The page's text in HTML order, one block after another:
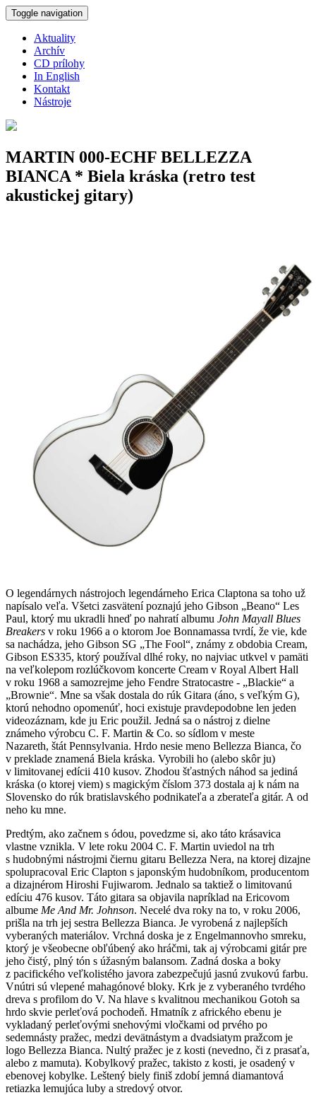
Skočiť na hlavný obsah
Toggle navigation
Aktuality
Archív
CD prílohy
In English
Kontakt
Nástroje
MARTIN 000-ECHF BELLEZZA
BIANCA * Biela kráska (retro test
akustickej gitary)
O legendárnych nástrojoch legendárneho Erica Claptona sa toho už
napísalo veľa. Všetci zasvätení poznajú jeho Gibson „Beano“ Les
Paul, ktorý mu ukradli hneď po nahratí albumu John Mayall Blues
Breakers v roku 1966 a o ktorom Joe Bonnamassa tvrdí, že vie, kde
sa nachádza, jeho Gibson SG „The Fool“, známy z obdobia Cream,
Gibson ES335, ktorý používal dlhé roky, no najviac utkvel v pamäti
na veľkolepom rozlúčkovom koncerte Cream v Royal Albert Hall
v roku 1968 a samozrejme jeho Fendre Stratocastre - „Blackie“ a
„Brownie“. Mne sa však dostala do rúk Gitara (áno, s veľkým G),
ktorú nehodno opomenúť, hoci existuje pravdepodobne len jeden
videozáznam, kde ju Eric použil. Jedná sa o nástroj z dielne
známeho výrobcu C. F. Martin & Co. so sídlom v meste
Nazareth, štát Pennsylvania. Hrdo nesie meno Bellezza Bianca, čo
v preklade znamená Biela kráska. Vyrobili ho (alebo skôr ju)
v limitovanej edícii 410 kusov. Zhodou šťastných náhod sa jediná
kráska (o ktorej viem) s magickým číslom 373 dostala aj k nám na
Slovensko do rúk bratislavského podnikateľa a zberateľa gitár. A od
neho ku mne.
Predtým, ako začnem s ódou, povedzme si, ako táto krásavica
vlastne vznikla. V lete roku 2004 C. F. Martin uviedol na trh
s hudobnými nástrojmi čiernu gitaru Bellezza Nera, na ktorej dizajne
spolupracoval Eric Clapton s japonským hudobníkom, producentom
a dizajnérom Hiroshi Fujiwarom. Jednalo sa taktiež o limitovanú
edíciu 476 kusov. Táto gitara sa objavila napríklad na Ericovom
albume Me And Mr. Johnson. Necelé dva roky na to, v roku 2006,
prišla na trh jej sestra Bellezza Bianca. Je vyrobená z najlepších
vyberaných materiálov. Vrchná doska je z Engelmannovho smreku,
ktorý je všeobecne obľúbený ako hráčmi, tak aj výrobcami gitár pre
jeho čistý, plný tón s úžasným balansom. Zadná doska a boky
z pacifického veľkolistého javora zabezpečujú jasnú zvukovú farbu.
Vnútri sú vlepené mahagónové bloky. Krk je z vyberaného tvrdého
dreva s profilom do V. Na hlave s kvalitnou mechanikou Gotoh sa
hrdo skvie perleťová pochodeň. Hmatník z afrického ebenu je
vykladaný perleťovými snehovými vločkami od prvého po
sedemnásty pražec, medzi devätnástym a dvadsiatym pražcom je
logo Bellezza Bianca. Nultý pražec je z kosti (nevedno, či z prasaťa,
alebo z mamuta). Kobylkový pražec, takisto z kosti, je osadený v
ebenovej kobylke. Leštený biely finiš zdobí jemná diamantová
retiazka lemujúca luby a stredový otvor.